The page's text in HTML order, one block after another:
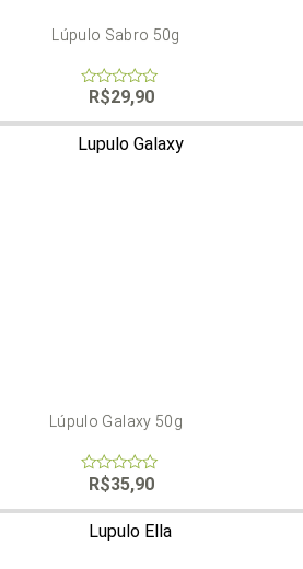
Lúpulo Sabro 50g
of
5
R$29,90
Lúpulo Galaxy 50g
of
R$35,90